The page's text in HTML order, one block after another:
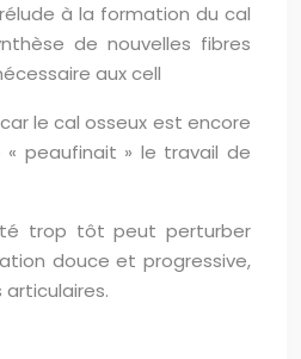
à la formation du cal
de nouvelles fibres
aux cell
le cal osseux est encore
« peaufinait » le travail de
trop tôt peut perturber
douce et progressive,